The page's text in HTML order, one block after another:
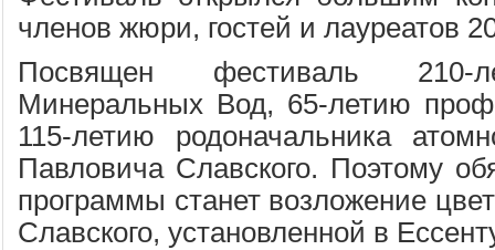
членов жюри, гостей и лауреатов
Посвящен фестиваль 210-
Минеральных Вод, 65-летию
115-летию родоначальника
Павловича Славского. Поэтому
программы станет возложение
Славского, установленной в